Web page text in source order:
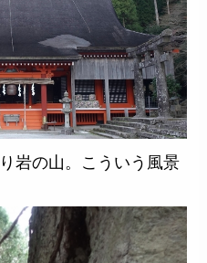
岩の山。こういう風景